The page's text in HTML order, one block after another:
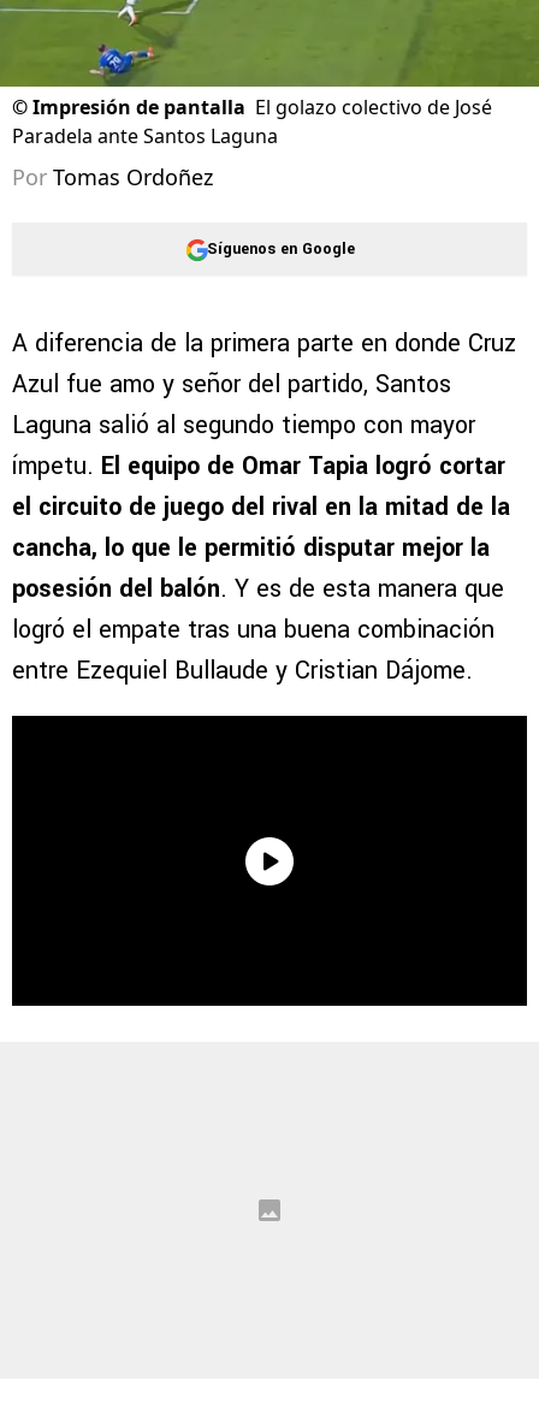
©Impresión de pantalla El golazo colectivo de José
Paradela ante Santos Laguna
Por Tomas Ordoñez
Síguenos en Google
A diferencia de la primera parte en donde Cruz
Azul fue amo y señor del partido, Santos
Laguna salió al segundo tiempo con mayor
ímpetu. El equipo de Omar Tapia logró cortar
el circuito de juego del rival en la mitad de la
cancha, lo que le permitió disputar mejor la
posesión del balón. Y es de esta manera que
logró el empate tras una buena combinación
entre Ezequiel Bullaude y Cristian Dájome.